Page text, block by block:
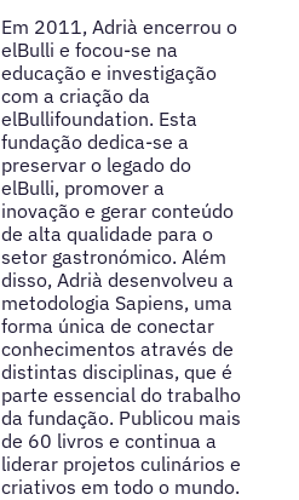
Em 2011, Adrià encerrou o
elBulli e focou-se na
educação e investigação
com a criação da
elBullifoundation. Esta
fundação dedica-se a
preservar o legado do
elBulli, promover a
inovação e gerar conteúdo
de alta qualidade para o
setor gastronómico. Além
disso, Adrià desenvolveu a
metodologia Sapiens, uma
forma única de conectar
conhecimentos através de
distintas disciplinas, que é
parte essencial do trabalho
da fundação. Publicou mais
de 60 livros e continua a
liderar projetos culinários e
criativos em todo o mundo.